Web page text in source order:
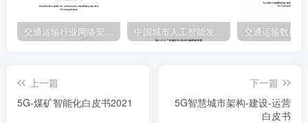
法治是平安建设的重要保障，加快创新立2014体化社会治安防控体系
十八届四中全会，推进公共安全法治化，构建国家安全法律制度体系
〔2012]29号)
交通运输行业网络安全等级保护定级指南（JTT-904—2023）2023 中国城市人工智能发展指数报告（2023-2024）
上一篇
5G-煤矿智能化白皮书2021
下一篇
5G智慧城市架构-建设-运营
白皮书